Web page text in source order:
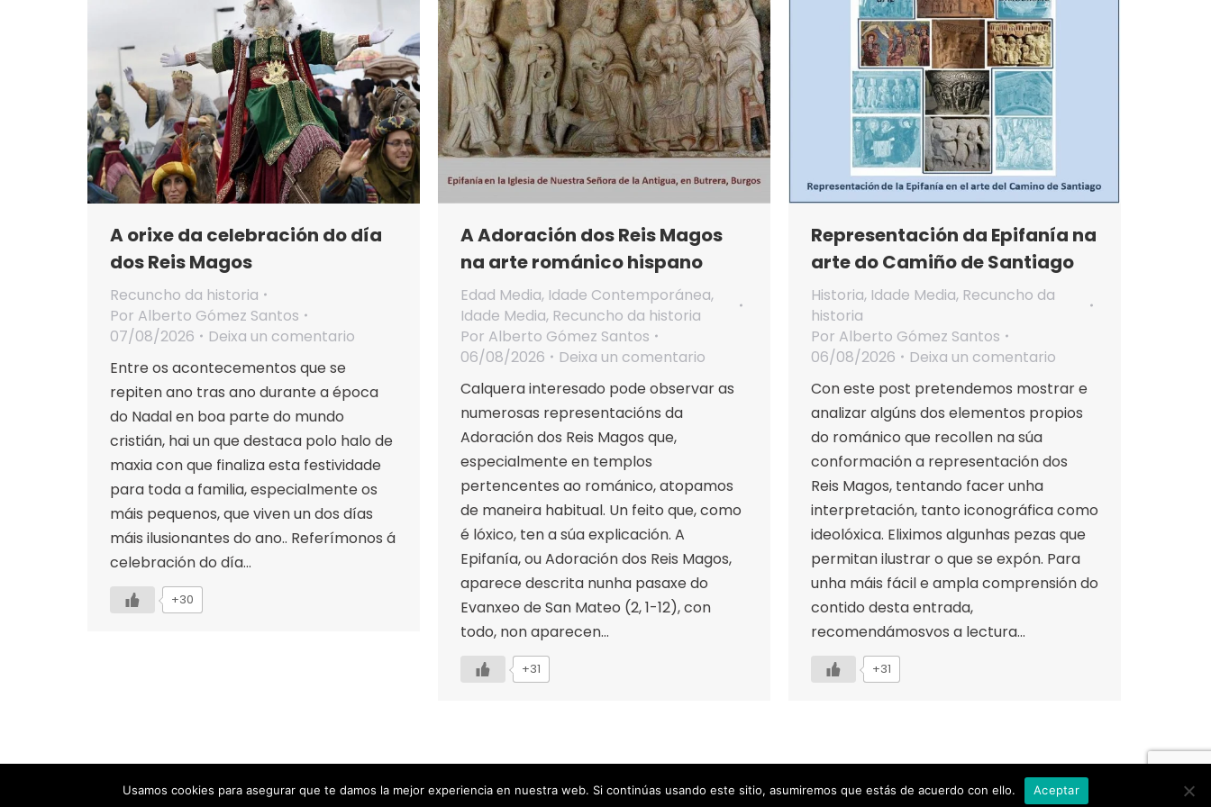
A orixe da celebración do día
dos Reis Magos
Recuncho da historia
Por Alberto Gómez Santos
07/08/2026
Deixa un comentario
Entre os acontecementos que se
repiten ano tras ano durante a época
do Nadal en boa parte do mundo
cristián, hai un que destaca polo halo de
maxia con que finaliza esta festividade
para toda a familia, especialmente os
máis pequenos, que viven un dos días
máis ilusionantes do ano.. Referímonos á
celebración do día…
+30
A Adoración dos Reis Magos
na arte románico hispano
Edad Media, Idade Contemporánea,
Idade Media, Recuncho da historia
Por Alberto Gómez Santos
06/08/2026
Deixa un comentario
Calquera interesado pode observar as
numerosas representacións da
Adoración dos Reis Magos que,
especialmente en templos
pertencentes ao románico, atopamos
de maneira habitual. Un feito que, como
é lóxico, ten a súa explicación. A
Epifanía, ou Adoración dos Reis Magos,
aparece descrita nunha pasaxe do
Evanxeo de San Mateo (2, 1-12), con
todo, non aparecen…
+31
Representación da Epifanía na
arte do Camiño de Santiago
Historia, Idade Media, Recuncho da
historia
Por Alberto Gómez Santos
06/08/2026
Deixa un comentario
Con este post pretendemos mostrar e
analizar algúns dos elementos propios
do románico que recollen na súa
conformación a representación dos
Reis Magos, tentando facer unha
interpretación, tanto iconográfica como
ideolóxica. Eliximos algunhas pezas que
permitan ilustrar o que se expón. Para
unha máis fácil e ampla comprensión do
contido desta entrada,
recomendámosvos a lectura…
+31
Designed by Animation Graphics POLÍTICA DE PRIVACIDAD |COOKIES |AVISO LEGAL |© Recreación de la Historia.
Usamos cookies para asegurar que te damos la mejor experiencia en nuestra web. Si continúas usando este sitio, asumiremos que estás de acuerdo con ello. Aceptar